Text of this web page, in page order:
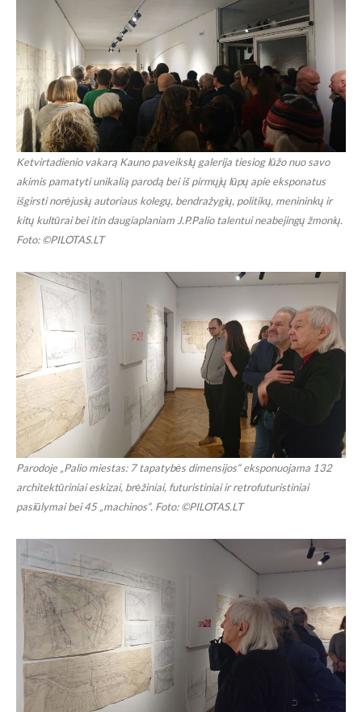
Ketvirtadienio vakarą Kauno paveikslų galerija tiesiog lūžo nuo savo
akimis pamatyti unikalią parodą bei iš pirmųjų lūpų apie eksponatus
išgirsti norėjusių autoriaus kolegų, bendražygių, politikų, menininkų ir
kitų kultūrai bei itin daugiaplaniam J.P.Palio talentui neabejingų žmonių.
Foto: ©PILOTAS.LT
Parodoje „Palio miestas: 7 tapatybės dimensijos“ eksponuojama 132
architektūriniai eskizai, brėžiniai, futuristiniai ir retrofuturistiniai
pasiūlymai bei 45 „machinos“. Foto: ©PILOTAS.LT